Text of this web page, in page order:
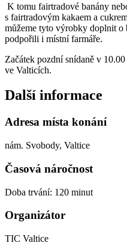
K tomu fairtradové banány
s fairtradovým kakaem a
můžeme tyto výrobky doplnit
podpořili i místní farmáře.
Začátek pozdní snídaně v
ve Valticích.
Další informace
Adresa místa konání
nám. Svobody, Valtice
Časová náročnost
Doba trvání: 120 minut
Organizátor
TIC Valtice